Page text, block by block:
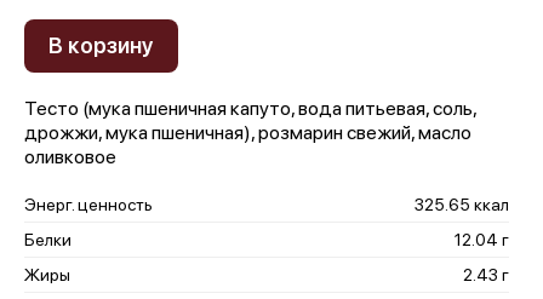
В корзину
Тесто (мука пшеничная капуто, вода питьевая, соль,
дрожжи, мука пшеничная), розмарин свежий, масло
оливковое
Энерг. ценность
325.65 ккал
Белки
12.04 г
Жиры
2.43 г